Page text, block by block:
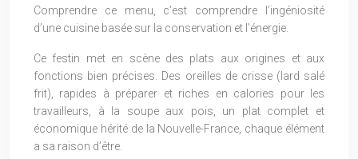
Comprendre ce menu, c’est comprendre l’ingéniosité
d’une cuisine basée sur la conservation et l’énergie.
Ce festin met en scène des plats aux origines et aux
fonctions bien précises. Des oreilles de crisse (lard salé
frit), rapides à préparer et riches en calories pour les
travailleurs, à la soupe aux pois, un plat complet et
économique hérité de la Nouvelle-France, chaque élément
a sa raison d’être.